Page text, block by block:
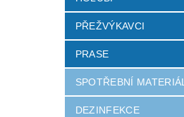
PŘEŽVÝKAVCI
PRASE
SPOTŘEBNÍ MATERIÁL
DEZINFEKCE